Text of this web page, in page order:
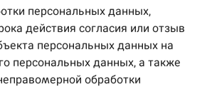
персональных данных,
действия согласия или отзыв
персональных данных на
персональных данных, а также
обработки